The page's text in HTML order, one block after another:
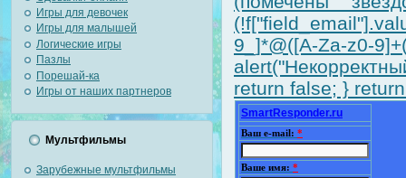
Игры для девочек
Игры для малышей
Логические игры
Пазлы
Порешай-ка
Игры от наших партнеров
Мультфильмы
Зарубежные мультфильмы
9_]*@([A-Za-z0-
return false; }
SmartResponder.ru
Ваш e-mail: *
Ваше имя: *